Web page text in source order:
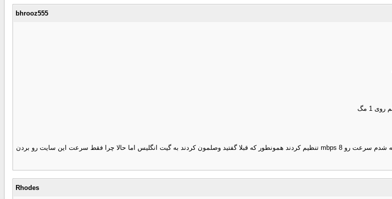
bhrooz555
داداش چی کار کردن سرعت انقدر بالاست :n13: من از دو روز پیش تو کانکشن که نگاه کردم متوجه شدم سرعت رو 8 mbps تنظیم کردند همونطور که قبلا گفتید وصلمون کردند به گیت انگلیس اما حالا چرا فقط سرعت این سایت رو بردن
Rhodes